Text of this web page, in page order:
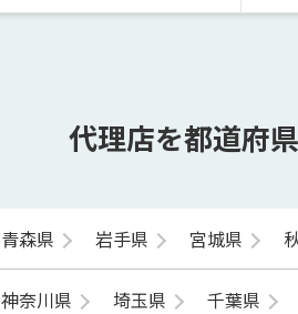
代理店を都道府
青森県 岩手県 宮城県
神奈川県 埼玉県 千葉県